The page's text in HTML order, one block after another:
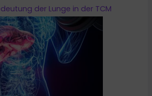
der Lunge in der TCM